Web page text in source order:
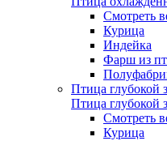
Смотреть
Курица
Индейка
Фарш из
Птица глубокой
Птица глубокой
Смотреть
Курица